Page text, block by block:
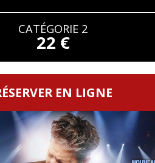
CATÉGORIE 2
22 €
EN LIGNE